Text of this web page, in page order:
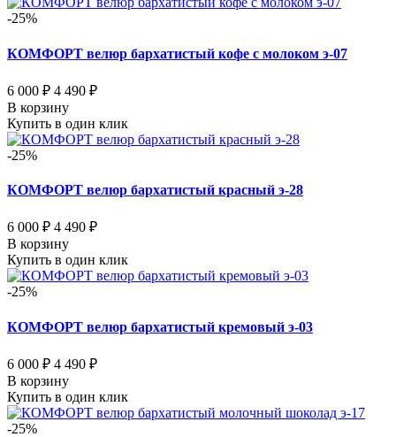
-25%
КОМФОРТ велюр бархатистый кофе с молоком э-07
6 000 ₽ 4 490 ₽
В корзину
Купить в один клик
-25%
КОМФОРТ велюр бархатистый красный э-28
6 000 ₽ 4 490 ₽
В корзину
Купить в один клик
-25%
КОМФОРТ велюр бархатистый кремовый э-03
6 000 ₽ 4 490 ₽
В корзину
Купить в один клик
-25%